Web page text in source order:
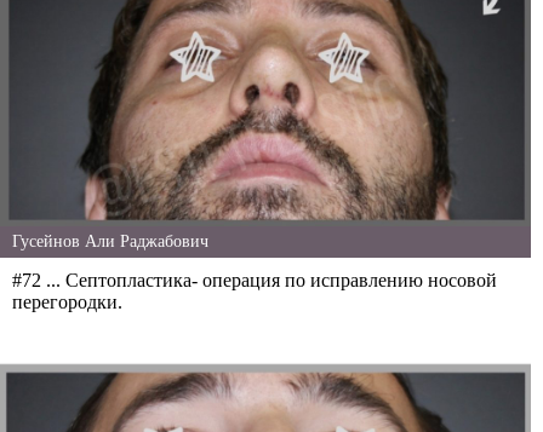
Гусейнов Али Раджабович
#72 ... Септопластика- операция по исправлению носовой
перегородки.